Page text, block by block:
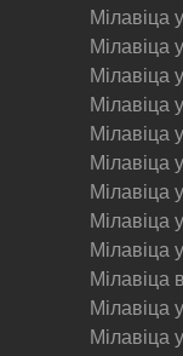
Мілавіца
Мілавіца
Мілавіца
Мілавіца
Мілавіца
Мілавіца
Мілавіца
Мілавіца
Мілавіца
Мілавіца
Мілавіца
Мілавіца